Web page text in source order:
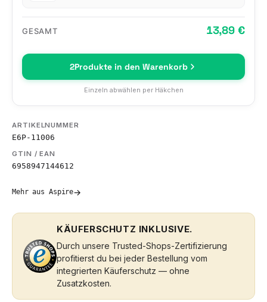
GESAMT 13,89 €
2Produkte in den Warenkorb
Einzeln abwählen per Häkchen
ARTIKELNUMMER
E6P-11006
GTIN / EAN
6958947144612
Mehr aus Aspire→
KÄUFERSCHUTZ INKLUSIVE.
Durch unsere Trusted-Shops-Zertifizierung
profitierst du bei jeder Bestellung vom
integrierten Käuferschutz — ohne
Zusatzkosten.